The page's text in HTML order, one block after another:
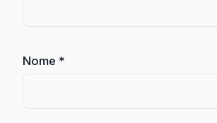
Nome *